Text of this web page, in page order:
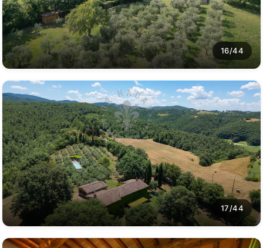
16/44
17/44